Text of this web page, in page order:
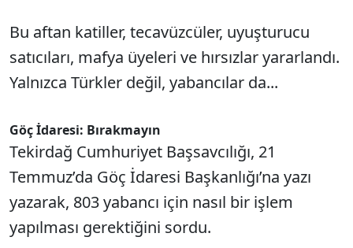
Bu aftan katiller, tecavüzcüler, uyuşturucu
satıcıları, mafya üyeleri ve hırsızlar yararlandı.
Yalnızca Türkler değil, yabancılar da...
Göç İdaresi: Bırakmayın
Tekirdağ Cumhuriyet Başsavcılığı, 21
Temmuz’da Göç İdaresi Başkanlığı’na yazı
yazarak, 803 yabancı için nasıl bir işlem
yapılması gerektiğini sordu.